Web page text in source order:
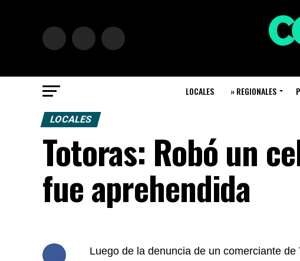
LOCALES » REGIONALES
LOCALES
Totoras: Robó un
fue aprehendida
Luego de la denuncia de un comerciante